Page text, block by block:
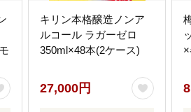
キリン本格醸造ノンア
ルコール ラガーゼロ
350ml×48本(2ケース)
27,000円